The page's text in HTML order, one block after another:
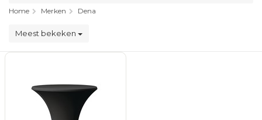
Home Merken Dena
Meest bekeken